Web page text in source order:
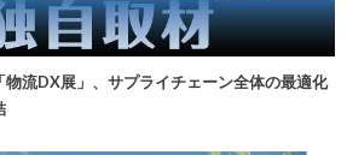
物流DX展」、サプライチェーン全体の最適化